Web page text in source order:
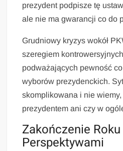
prezydent podpisze tę
ale nie ma gwarancji co do
Grudniowy kryzys wokół
szeregiem
podważających pewność
wyborów prezydenckich.
skomplikowana i nie
prezydentem ani czy w
Zakończenie
Perspektywami